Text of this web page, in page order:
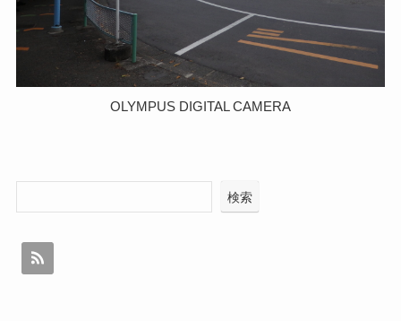
OLYMPUS DIGITAL CAMERA
検索